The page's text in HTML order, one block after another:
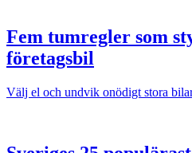
Fem tumregler som
företagsbil
Välj el och undvik onödigt stora